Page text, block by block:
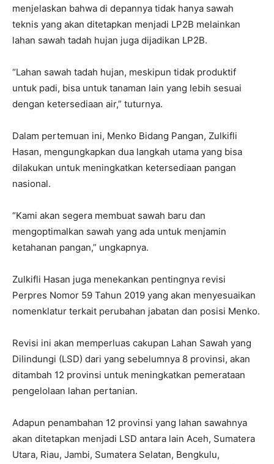
menjelaskan bahwa di depannya tidak hanya sawah
teknis yang akan ditetapkan menjadi LP2B melainkan
lahan sawah tadah hujan juga dijadikan LP2B.
“Lahan sawah tadah hujan, meskipun tidak produktif
untuk padi, bisa untuk tanaman lain yang lebih sesuai
dengan ketersediaan air,” tuturnya.
Dalam pertemuan ini, Menko Bidang Pangan, Zulkifli
Hasan, mengungkapkan dua langkah utama yang bisa
dilakukan untuk meningkatkan ketersediaan pangan
nasional.
“Kami akan segera membuat sawah baru dan
mengoptimalkan sawah yang ada untuk menjamin
ketahanan pangan,” ungkapnya.
Zulkifli Hasan juga menekankan pentingnya revisi
Perpres Nomor 59 Tahun 2019 yang akan menyesuaikan
nomenklatur terkait perubahan jabatan dan posisi Menko.
Revisi ini akan memperluas cakupan Lahan Sawah yang
Dilindungi (LSD) dari yang sebelumnya 8 provinsi, akan
ditambah 12 provinsi untuk meningkatkan pemerataan
pengelolaan lahan pertanian.
Adapun penambahan 12 provinsi yang lahan sawahnya
akan ditetapkan menjadi LSD antara lain Aceh, Sumatera
Utara, Riau, Jambi, Sumatera Selatan, Bengkulu,